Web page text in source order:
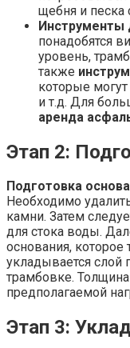
щебня и песка
Инструменты
понадобятся
уровень,
также
которые
и т.д. Для
аренда
Этап 2:
Подготовка
Необходимо
камни. Затем
для стока воды.
основания, которое
укладывается слой
трамбовке. Толщина
предполагаемой
Этап 3: